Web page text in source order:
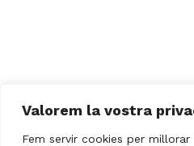
Valorem la vostra
Fem servir cookies per